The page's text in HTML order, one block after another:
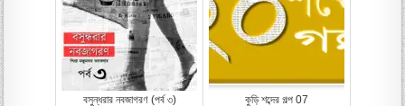
বসুন্ধরার নবজাগরণ (পর্ব ৩) কুড়ি শব্দের গল্প 07